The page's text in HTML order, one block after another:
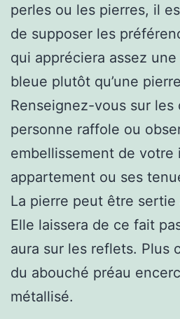
perles ou les pierres, il
de supposer les
qui appréciera assez
bleue plutôt qu’une
Renseignez-vous sur les
personne raffole ou
embellissement de votre
appartement ou ses
La pierre peut être
Elle laissera de ce fait
aura sur les reflets. Plus
du abouché préau
métallisé.